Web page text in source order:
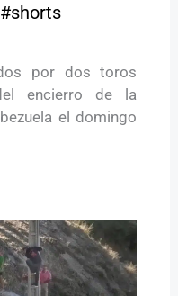
por dos toros
encierro de la
el domingo